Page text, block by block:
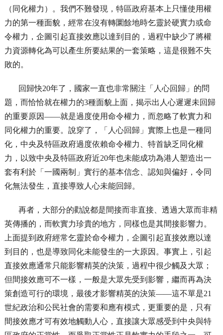
（同化權力）。我們不難發現，特區政府基本上只懂使用權
力的第一種面貌，經常在沒有轉圜餘地時乞靈於硬實力或命
令權力，企圖引起直接效應以達到目的，過程中缺少了將權
力資源轉化為可以產生所要結果的一套策略，這是很難不失
敗的。
回歸快20年了，國家一直也非常關注「人心回歸」的問
題，而恰恰就在權力的3種面貌上面，揭示出人心遲遲未回歸
的重要原因——就是過度使用命令權力，而忽略了軟實力和
同化權力的重要。說穿了，「人心回歸」實際上也是一種同
化，中央及特區政府過度依賴命令權力、特首缺乏同化權
力，以致中央及特區政府近20年也未能成功為港人塑造出一
套有利於「一國兩制」實行的基本信念、認知與偏好，令同
化無法發生，直接導致人心未能回歸。
再者，大部分的勸說都是間接而非直接、透過大眾而非精
英傳播的，而軟實力珍貴的地方，同樣也是其間接影響力。
上面提到政府經常乞靈於命令權力，企圖引起直接效應以達
到目的，也是導致同化未能發生的一大原因。事實上，引起
直接效應通常只能影響精英的決策，過程中很少觸及大眾；
但間接效應可不一樣，一般是大眾先受到影響，繼而再為決
策創造可行的環境，最後才影響精英的決策——這不單是21
世紀政治和公民社會的需要和應有模式，更重要的是，只有
間接效應才可有效地觸動人心，直接讓大眾感受到中央與特